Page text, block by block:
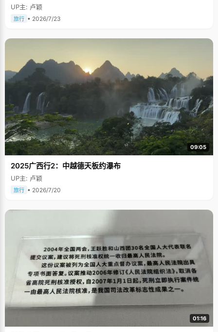
UP主: 卢颖
旅行 • 2026/7/23
09:05
2025广西行2：中越德天板约瀑布
UP主: 卢颖
旅行 • 2026/7/20
01:16